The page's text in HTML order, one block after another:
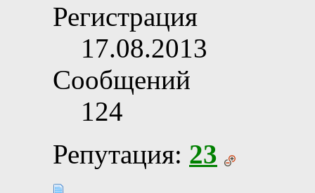
Регистрация
17.08.2013
Сообщений
124
Репутация: 23